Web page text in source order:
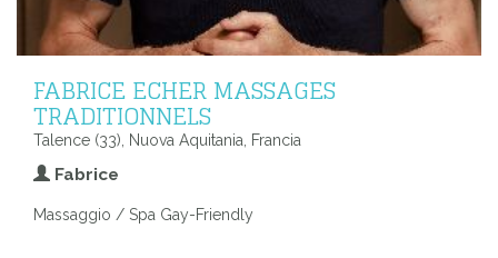
FABRICE ECHER MASSAGES
TRADITIONNELS
Talence (33), Nuova Aquitania, Francia
Fabrice
Massaggio / Spa Gay-Friendly